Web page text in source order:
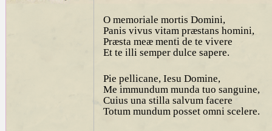
O memoriale mortis Domini,
Panis vivus vitam præstans homini,
Præsta meæ menti de te vivere
Et te illi semper dulce sapere.
Pie pellicane, Iesu Domine,
Me immundum munda tuo sanguine,
Cuius una stilla salvum facere
Totum mundum posset omni scelere.